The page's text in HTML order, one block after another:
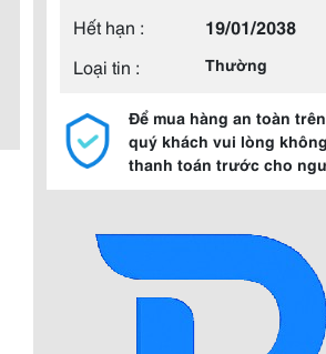
Hết hạn :
19/01/2038
Loại tin :
Thường
Để mua hàng an toàn
quý khách vui lòng
thanh toán trước cho